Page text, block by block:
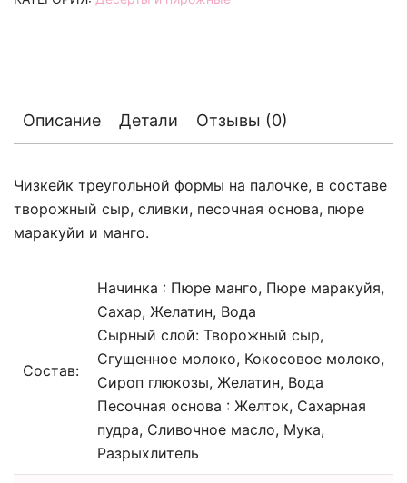
Описание Детали Отзывы (0)
Чизкейк треугольной формы на палочке, в составе
творожный сыр, сливки, песочная основа, пюре
маракуйи и манго.
Состав:
Начинка : Пюре манго, Пюре маракуйя,
Сахар, Желатин, Вода
Сырный слой: Творожный сыр,
Сгущенное молоко, Кокосовое молоко,
Сироп глюкозы, Желатин, Вода
Песочная основа : Желток, Сахарная
пудра, Сливочное масло, Мука,
Разрыхлитель